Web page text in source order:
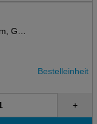
Griff
rot
Bestelleinheit
+